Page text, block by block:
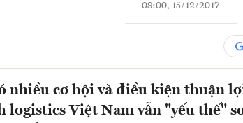
08:00, 15/12/2017
nhiều cơ hội và điều kiện thuận
logistics Việt Nam vẫn "yếu thế"